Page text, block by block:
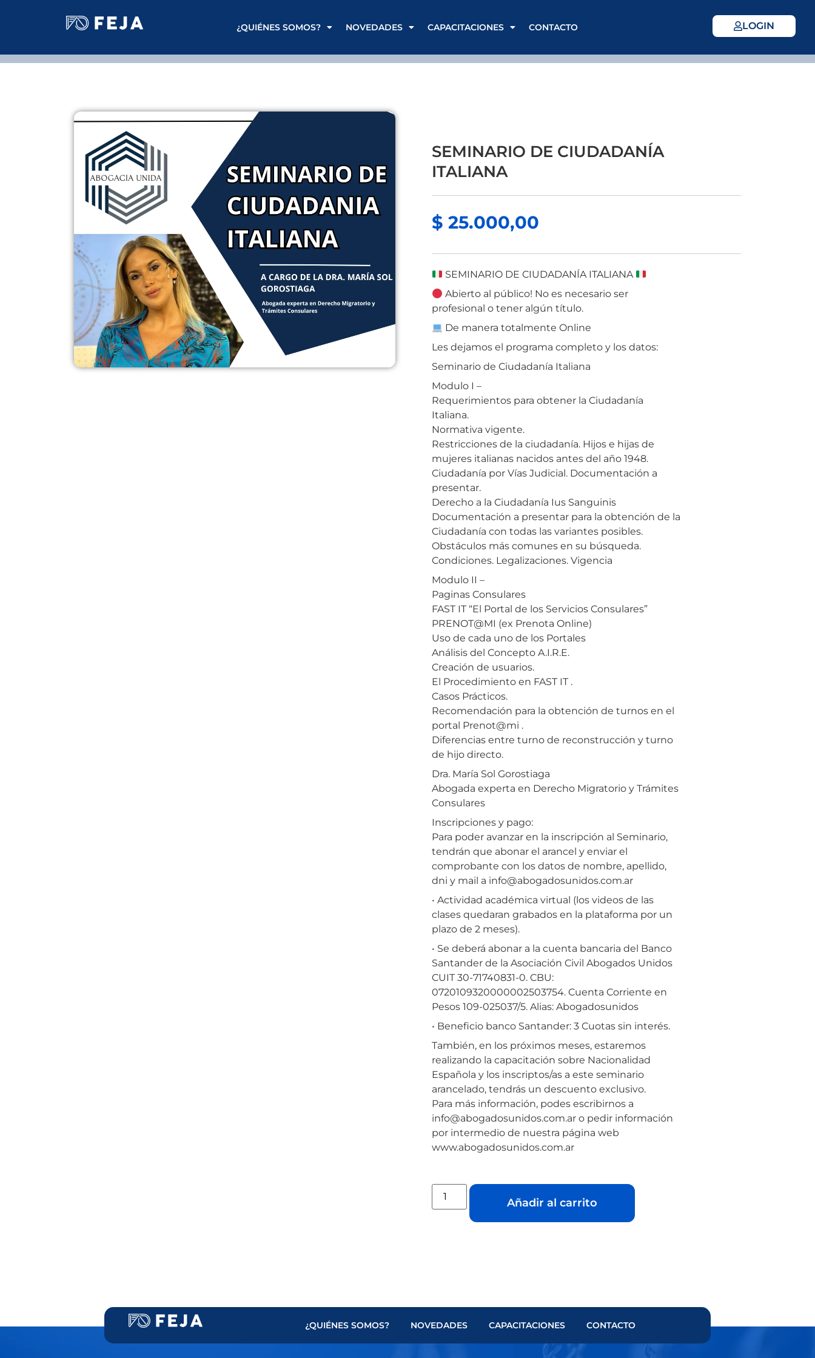
¿QUIÉNES SOMOS? NOVEDADES CAPACITACIONES CONTACTO LOGIN
SEMINARIO DE CIUDADANÍA
ITALIANA
$ 25.000,00
SEMINARIO DE CIUDADANÍA ITALIANA
Abierto al público! No es necesario ser
profesional o tener algún título.
De manera totalmente Online
Les dejamos el programa completo y los datos:
Seminario de Ciudadanía Italiana
Modulo I –
Requerimientos para obtener la Ciudadanía
Italiana.
Normativa vigente.
Restricciones de la ciudadanía. Hijos e hijas de
mujeres italianas nacidos antes del año 1948.
Ciudadanía por Vías Judicial. Documentación a
presentar.
Derecho a la Ciudadanía Ius Sanguinis
Documentación a presentar para la obtención de la
Ciudadanía con todas las variantes posibles.
Obstáculos más comunes en su búsqueda.
Condiciones. Legalizaciones. Vigencia
Modulo II –
Paginas Consulares
FAST IT “El Portal de los Servicios Consulares”
PRENOT@MI (ex Prenota Online)
Uso de cada uno de los Portales
Análisis del Concepto A.I.R.E.
Creación de usuarios.
El Procedimiento en FAST IT .
Casos Prácticos.
Recomendación para la obtención de turnos en el
portal Prenot@mi .
Diferencias entre turno de reconstrucción y turno
de hijo directo.
Dra. María Sol Gorostiaga
Abogada experta en Derecho Migratorio y Trámites
Consulares
Inscripciones y pago:
Para poder avanzar en la inscripción al Seminario,
tendrán que abonar el arancel y enviar el
comprobante con los datos de nombre, apellido,
dni y mail a info@abogadosunidos.com.ar
• Actividad académica virtual (los videos de las
clases quedaran grabados en la plataforma por un
plazo de 2 meses).
• Se deberá abonar a la cuenta bancaria del Banco
Santander de la Asociación Civil Abogados Unidos
CUIT 30-71740831-0. CBU:
0720109320000002503754. Cuenta Corriente en
Pesos 109-025037/5. Alias: Abogadosunidos
• Beneficio banco Santander: 3 Cuotas sin interés.
También, en los próximos meses, estaremos
realizando la capacitación sobre Nacionalidad
Española y los inscriptos/as a este seminario
arancelado, tendrás un descuento exclusivo.
Para más información, podes escribirnos a
info@abogadosunidos.com.ar o pedir información
por intermedio de nuestra página web
www.abogadosunidos.com.ar
Añadir al carrito
¿QUIÉNES SOMOS? NOVEDADES CAPACITACIONES CONTACTO